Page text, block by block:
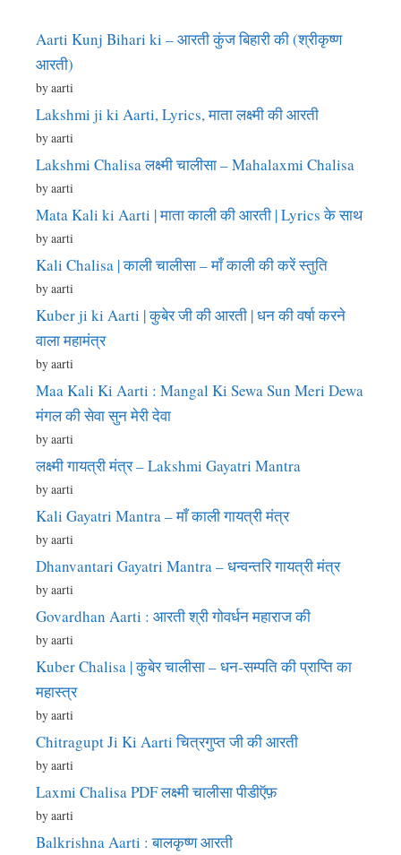
Aarti Kunj Bihari ki – आरती कुंज बिहारी की (श्रीकृष्ण
आरती)
by aarti
Lakshmi ji ki Aarti, Lyrics, माता लक्ष्मी की आरती
by aarti
Lakshmi Chalisa लक्ष्मी चालीसा – Mahalaxmi Chalisa
by aarti
Mata Kali ki Aarti | माता काली की आरती | Lyrics के साथ
by aarti
Kali Chalisa | काली चालीसा – माँ काली की करें स्तुति
by aarti
Kuber ji ki Aarti | कुबेर जी की आरती | धन की वर्षा करने
वाला महामंत्र
by aarti
Maa Kali Ki Aarti : Mangal Ki Sewa Sun Meri Dewa
मंगल की सेवा सुन मेरी देवा
by aarti
लक्ष्मी गायत्री मंत्र – Lakshmi Gayatri Mantra
by aarti
Kali Gayatri Mantra – माँ काली गायत्री मंत्र
by aarti
Dhanvantari Gayatri Mantra – धन्वन्तरि गायत्री मंत्र
by aarti
Govardhan Aarti : आरती श्री गोवर्धन महाराज की
by aarti
Kuber Chalisa | कुबेर चालीसा – धन-सम्पति की प्राप्ति का
महास्त्र
by aarti
Chitragupt Ji Ki Aarti चित्रगुप्त जी की आरती
by aarti
Laxmi Chalisa PDF लक्ष्मी चालीसा पीडीऍफ़
by aarti
Balkrishna Aarti : बालकृष्ण आरती